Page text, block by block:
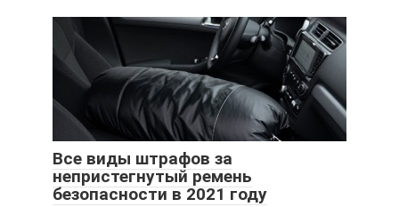
Все виды штрафов за
непристегнутый ремень
безопасности в 2021 году